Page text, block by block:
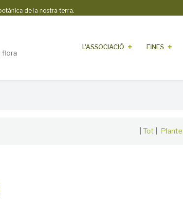
de la nostra terra.
flora
L'ASSOCIACIÓ EINES
Tot